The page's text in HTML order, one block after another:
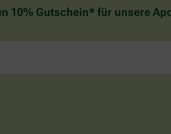
10% Gutschein* für unsere